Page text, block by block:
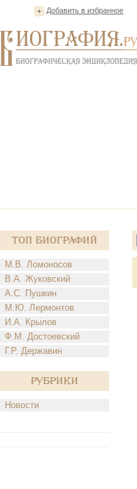
Добавить в избранное
Топ Биографий
М.В. Ломоносов
В.А. Жуковский
А.С. Пушкин
М.Ю. Лермонтов
И.А. Крылов
Ф.М. Достоевский
Г.Р. Державин
Рубрики
Новости